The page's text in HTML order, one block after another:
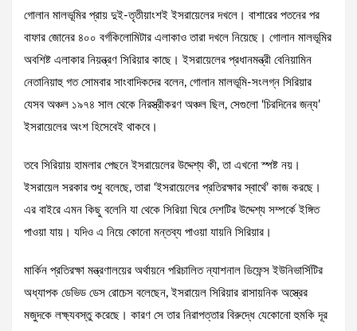
গোলান মালভূমির প্রায় দুই-তৃতীয়াংশই ইসরায়েলের দখলে। বাশারের পতনের পর
বাফার জোনের ৪০০ বর্গকিলোমিটার এলাকাও তারা দখলে নিয়েছে। গোলান মালভূমির
অবশিষ্ট এলাকার নিয়ন্ত্রণ সিরিয়ার কাছে। ইসরায়েলের প্রধানমন্ত্রী বেনিয়ামিন
নেতানিয়াহু গত সোমবার সাংবাদিকদের বলেন, গোলান মালভূমি-সংলগ্ন সিরিয়ার
যেসব অঞ্চল ১৯৭৪ সাল থেকে নিরস্ত্রীকরণ অঞ্চল ছিল, সেগুলো ‘চিরদিনের জন্য’
ইসরায়েলের অংশ হিসেবেই থাকবে।
তবে সিরিয়ায় হামলার পেছনে ইসরায়েলের উদ্দেশ্য কী, তা এখনো স্পষ্ট নয়।
ইসরায়েল সরকার শুধু বলেছে, তারা ‘ইসরায়েলের প্রতিরক্ষার স্বার্থে’ কাজ করছে।
এর বাইরে এমন কিছু বলেনি যা থেকে সিরিয়া ঘিরে দেশটির উদ্দেশ্য সম্পর্কে ইঙ্গিত
পাওয়া যায়। যদিও এ নিয়ে কোনো মন্তব্য পাওয়া যায়নি সিরিয়ার।
মার্কিন প্রতিরক্ষা মন্ত্রণালয়ের অর্থায়নে পরিচালিত ন্যাশনাল ডিফেন্স ইউনিভার্সিটির
অধ্যাপক ডেভিড ডেস রোচেস বলেছেন, ইসরায়েল সিরিয়ার রাসায়নিক অস্ত্রের
মজুদকে লক্ষ্যবস্তু করেছে। কারণ সে তার নিরাপত্তার বিরুদ্ধে যেকোনো হুমকি দূর